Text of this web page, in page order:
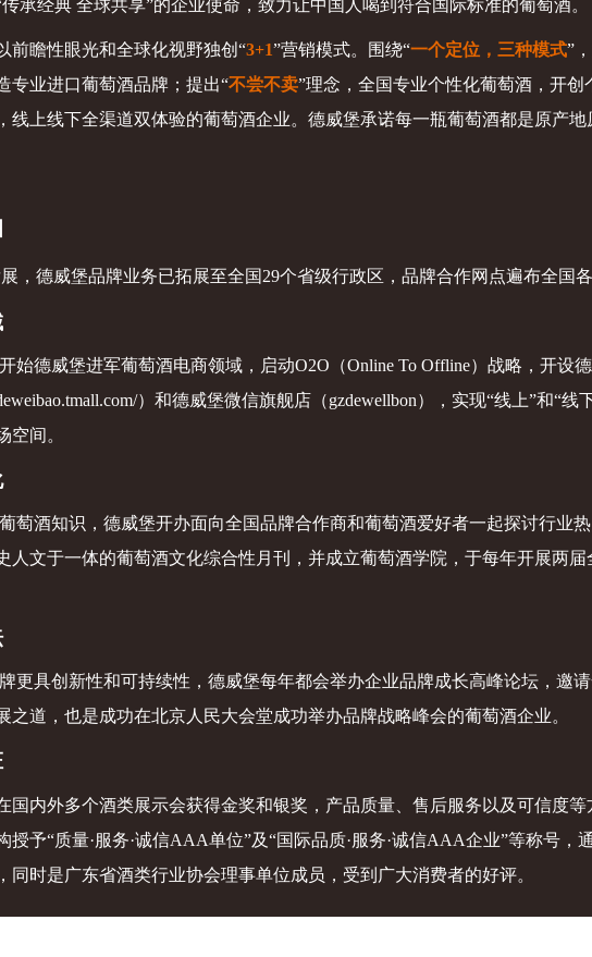
承经典 全球共享”的企业使命，致力让中国人喝到符合国际标准的葡萄酒。
前瞻性眼光和全球化视野独创“3+1”营销模式。围绕“一个定位，三种模式”
专业进口葡萄酒品牌；提出“不尝不卖”理念，全国专业个性化葡萄酒，开
，线上线下全渠道双体验的葡萄酒企业。 德威堡承诺每一瓶葡萄酒都是原产地
，德威堡品牌业务已拓展至全国29个省级行政区，品牌合作网点遍布全国
始德威堡进军葡萄酒电商领域，启动O2O（Online To Offline）战略，开设
）和德威堡微信旗舰店（gzdewellbon），实现“线上”和“
空间。
萄酒知识，德威堡开办面向全国品牌合作商和葡萄酒爱好者一起探讨行业
人文于一体的葡萄酒文化综合性月刊，并成立葡萄酒学院，于每年开展两
更具创新性和可持续性，德威堡每年都会举办企业品牌成长高峰论坛，邀
之道，也是成功在北京人民大会堂成功举办品牌战略峰会的葡萄酒企业。
国内外多个酒类展示会获得金奖和银奖，产品质量、售后服务以及可信度
授予“质量·服务·诚信AAA单位”及“国际品质·服务·诚信AAA企业”等称号，
同时是广东省酒类行业协会理事单位成员，受到广大消费者的好评。